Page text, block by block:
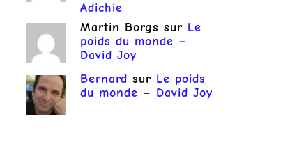
Adichie
Martin Borgs sur Le
poids du monde –
David Joy
Bernard sur Le poids
du monde – David Joy